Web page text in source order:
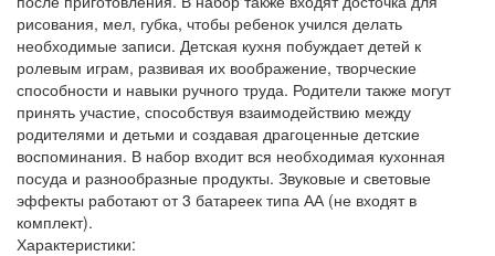
рисования, мел, губка, чтобы ребенок учился делать
необходимые записи. Детская кухня побуждает детей к
ролевым играм, развивая их воображение, творческие
способности и навыки ручного труда. Родители также могут
принять участие, способствуя взаимодействию между
родителями и детьми и создавая драгоценные детские
воспоминания. В набор входит вся необходимая кухонная
посуда и разнообразные продукты. Звуковые и световые
эффекты работают от 3 батареек типа АА (не входят в
комплект).
Характеристики: